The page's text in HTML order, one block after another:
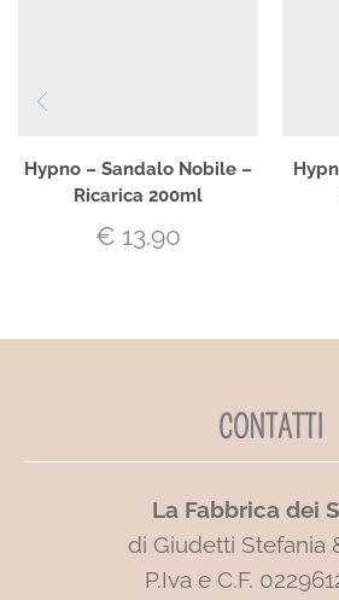
Hypno – Sandalo Nobile –
Ricarica 200ml
€ 13.90
CONTATTI
La Fabbrica dei
di Giudetti Stefania
P.Iva e C.F.